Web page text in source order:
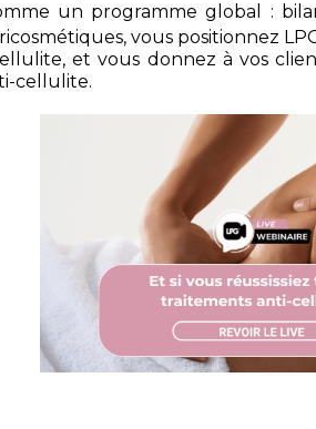
un programme global :
vous positionnez
et vous donnez à vos
cellulite.